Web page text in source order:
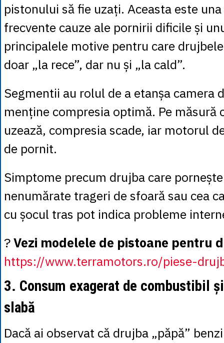
pistonului să fie uzați. Aceasta este
frecvente cauze ale pornirii dificile și
principalele motive pentru care
doar „la rece”, dar nu și „la cald”.
Segmentii au rolul de a etanșa camera
menține compresia optimă. Pe măsură
uzează, compresia scade, iar motorul
de pornit.
Simptome precum drujba care
nenumărate trageri de sfoară sau cea
cu șocul tras pot indica probleme
?Vezi modelele de pistoane pentru
https://www.terramotors.ro/piese-
3. Consum exagerat de combustibil
slabă
Dacă ai observat că drujba „păpă”